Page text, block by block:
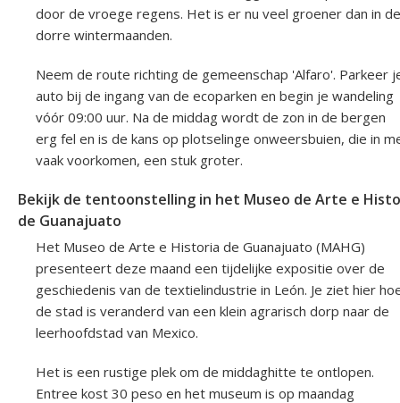
door de vroege regens. Het is er nu veel groener dan in de
dorre wintermaanden.
Neem de route richting de gemeenschap 'Alfaro'. Parkeer
auto bij de ingang van de ecoparken en begin je wandeling
vóór 09:00 uur. Na de middag wordt de zon in de bergen
erg fel en is de kans op plotselinge onweersbuien, die in
vaak voorkomen, een stuk groter.
Bekijk de tentoonstelling in het Museo de Arte e
de Guanajuato
Het Museo de Arte e Historia de Guanajuato (MAHG)
presenteert deze maand een tijdelijke expositie over de
geschiedenis van de textielindustrie in León. Je ziet hier
de stad is veranderd van een klein agrarisch dorp naar de
leerhoofdstad van Mexico.
Het is een rustige plek om de middaghitte te ontlopen.
Entree kost 30 peso en het museum is op maandag